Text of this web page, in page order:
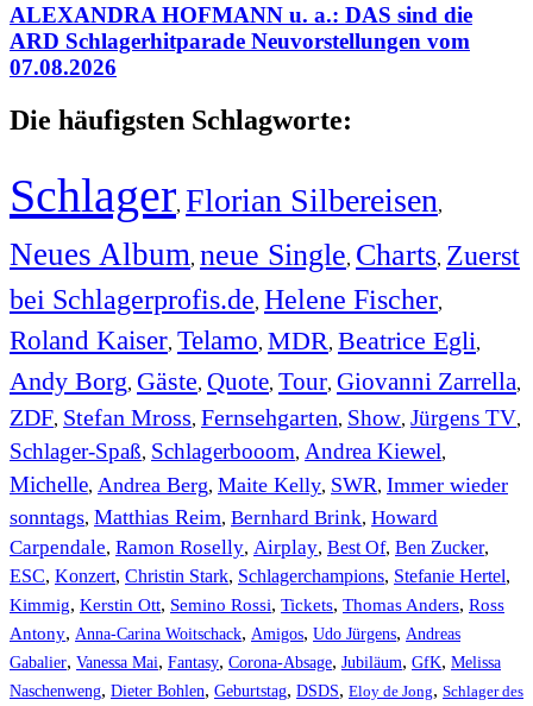
ALEXANDRA HOFMANN u. a.: DAS sind die
ARD Schlagerhitparade Neuvorstellungen vom
07.08.2026
Die häufigsten Schlagworte:
Schlager, Florian Silbereisen,
Neues Album, neue Single, Charts, Zuerst
bei Schlagerprofis.de, Helene Fischer,
Roland Kaiser, Telamo, MDR, Beatrice Egli,
Andy Borg, Gäste, Quote, Tour, Giovanni Zarrella,
ZDF, Stefan Mross, Fernsehgarten, Show, Jürgens TV,
Schlager-Spaß, Schlagerbooom, Andrea Kiewel,
Michelle, Andrea Berg, Maite Kelly, SWR, Immer wieder
sonntags, Matthias Reim, Bernhard Brink, Howard
Carpendale, Ramon Roselly, Airplay, Best Of, Ben Zucker,
ESC, Konzert, Christin Stark, Schlagerchampions, Stefanie Hertel,
Kimmig, Kerstin Ott, Semino Rossi, Tickets, Thomas Anders, Ross
Antony, Anna-Carina Woitschack, Amigos, Udo Jürgens, Andreas
Gabalier, Vanessa Mai, Fantasy, Corona-Absage, Jubiläum, GfK, Melissa
Naschenweng, Dieter Bohlen, Geburtstag, DSDS, Eloy de Jong, Schlager des